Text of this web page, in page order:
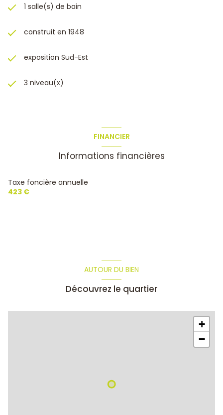
1 salle(s) de bain
construit en 1948
exposition Sud-Est
3 niveau(x)
FINANCIER
Informations financières
Taxe foncière annuelle
423 €
AUTOUR DU BIEN
Découvrez le quartier
+
−